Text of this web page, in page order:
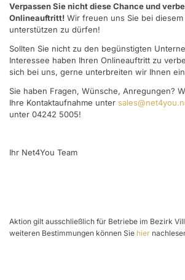
Verpassen Sie nicht diese Chance und
Onlineauftritt! Wir freuen uns Sie bei diesem
unterstützen zu dürfen!
Sollten Sie nicht zu den begünstigten
Interessee haben Ihren Onlineauftritt zu
sich bei uns, gerne unterbreiten wir Ihnen
Sie haben Fragen, Wünsche, Anregungen?
Ihre Kontaktaufnahme unter
unter 04242 5005!
Ihr Net4You Team
Aktion gilt ausschließlich für Betriebe im Bezirk
weiteren Bestimmungen können Sie hier